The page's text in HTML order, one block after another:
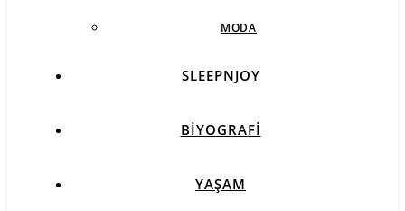
MODA
SLEEPNJOY
BIYOGRAFI
YAŞAM